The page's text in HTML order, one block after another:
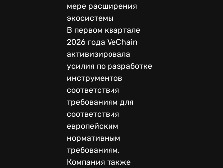
мере расширения
экосистемы
В первом квартале
2026 года VeChain
активизировала
усилия по разработке
инструментов
соответствия
требованиям для
соответствия
европейским
нормативным
требованиям.
Компания также